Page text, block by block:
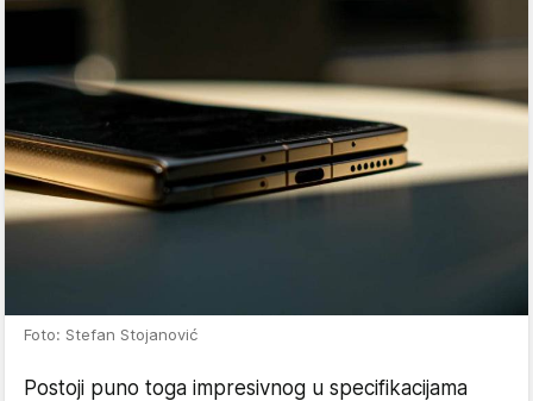
Foto: Stefan Stojanović
Postoji puno toga impresivnog u specifikacijama